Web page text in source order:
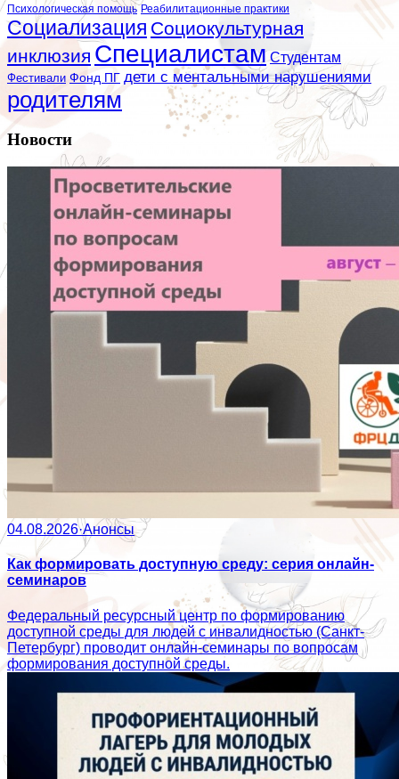
Психологическая помощь Реабилитационные практики
Социализация Социокультурная
инклюзия Специалистам Студентам
Фестивали Фонд ПГ дети с ментальными нарушениями
родителям
Новости
04.08.2026·Анонсы
Как формировать доступную среду: серия онлайн-
семинаров
Федеральный ресурсный центр по формированию
доступной среды для людей с инвалидностью (Санкт-
Петербург) проводит онлайн-семинары по вопросам
формирования доступной среды.